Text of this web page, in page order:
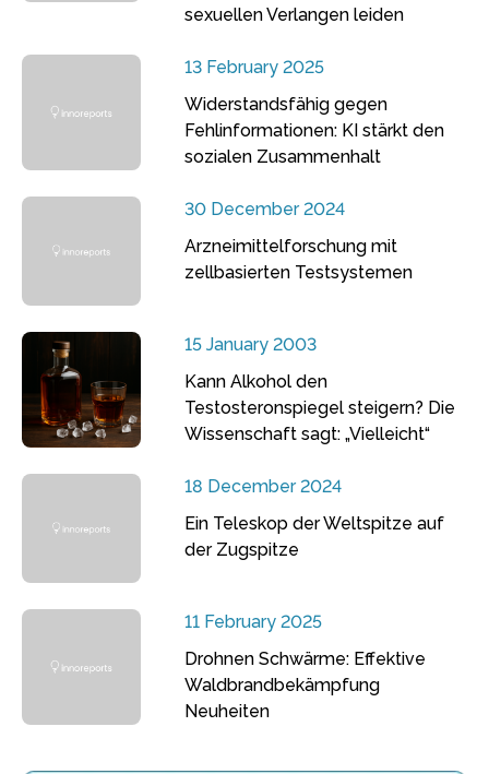
sexuellen Verlangen leiden
13 February 2025
Widerstandsfähig gegen
Fehlinformationen: KI stärkt den
sozialen Zusammenhalt
30 December 2024
Arzneimittelforschung mit
zellbasierten Testsystemen
15 January 2003
Kann Alkohol den
Testosteronspiegel steigern? Die
Wissenschaft sagt: „Vielleicht“
18 December 2024
Ein Teleskop der Weltspitze auf
der Zugspitze
11 February 2025
Drohnen Schwärme: Effektive
Waldbrandbekämpfung
Neuheiten